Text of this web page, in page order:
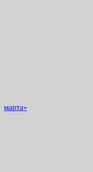
марта»